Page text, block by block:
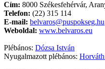
Cím: 8000 Székesfehérvár,
Telefon: (22) 315 114
E-mail: belvaros@puspokseg.hu
Weboldal: www.belvaros.eu
Plébános: Dózsa István
Nyugalmazott plébános: